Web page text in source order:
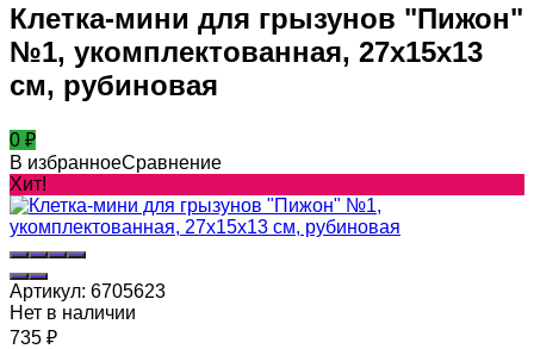
Клетка-мини для грызунов "Пижон"
№1, укомплектованная, 27х15х13
см, рубиновая
0 ₽
В избранноеСравнение
Хит!
Артикул: 6705623
Нет в наличии
735 ₽